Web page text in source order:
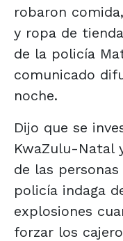
robaron
y ropa de
de la policía
comunicado
noche.
Dijo que se
KwaZulu-Natal
de las
policía indaga
explosiones
forzar los